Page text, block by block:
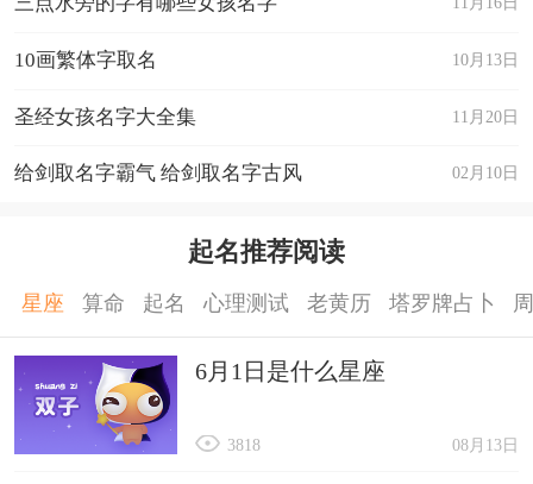
10月13日
10画繁体字取名
11月20日
圣经女孩名字大全集
02月10日
给剑取名字霸气 给剑取名字古风
起名推荐阅读
星座 算命 起名 心理测试 老黄历 塔罗牌占卜
6月1日是什么星座
08月13日
3818